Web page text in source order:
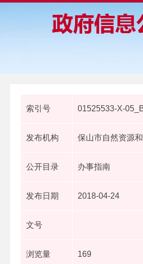
索引号 01525533-X-
发布机构 保山市自然资源
公开目录 办事指南
发布日期 2018-04-24
文号
浏览量 169